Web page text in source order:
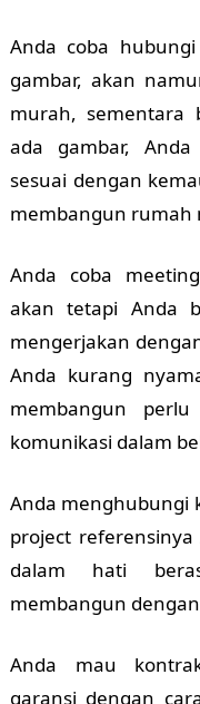
Anda coba
gambar, akan
murah, sementara
ada gambar,
sesuai dengan
membangun rumah
Anda coba
akan tetapi Anda
mengerjakan
Anda kurang
membangun
komunikasi dalam
Anda menghubungi
project
dalam hati
membangun
Anda mau
garansi dengan